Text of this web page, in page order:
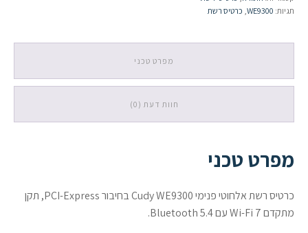
PCI-
E
Fi
Bluetooth
תגיות: WE9300 כרטיס רשת
מפרט טכני
חוות דעת (0)
מפרט טכני
כרטיס רשת אלחוטי פנימי Cudy WE9300 בחיבור PCI-Express, תקן
מתקדם Wi-Fi 7 עם Bluetooth 5.4.